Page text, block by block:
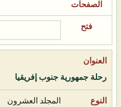
رحلة جمهورية جنوب إفريقيا
المجلد العشرون